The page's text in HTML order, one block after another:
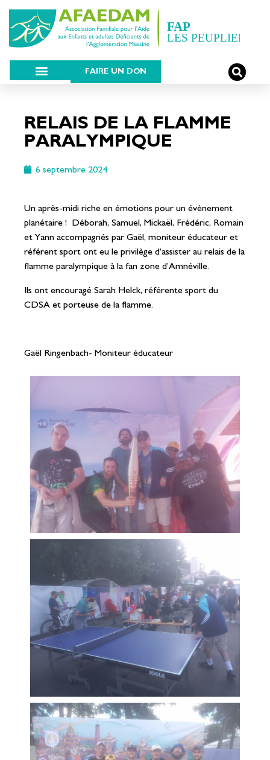
FAIRE UN DON
RELAIS DE LA FLAMME
PARALYMPIQUE
6 septembre 2024
Un après-midi riche en émotions pour un évènement
planétaire ! Déborah, Samuel, Mickaël, Frédéric, Romain
et Yann accompagnés par Gaël, moniteur éducateur et
référent sport ont eu le privilège d’assister au relais de la
flamme paralympique à la fan zone d’Amnéville.
Ils ont encouragé Sarah Helck, référente sport du
CDSA et porteuse de la flamme.
Gaël Ringenbach- Moniteur éducateur